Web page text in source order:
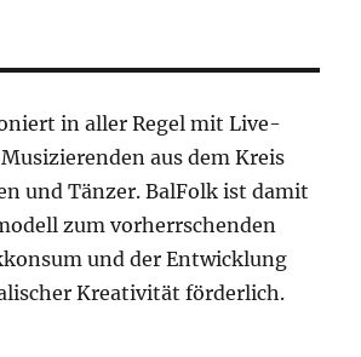
in aller Regel mit Live-
aus dem Kreis
und Tänzer. BalFolk ist damit
zum vorherrschenden
und der Entwicklung
Kreativität förderlich.